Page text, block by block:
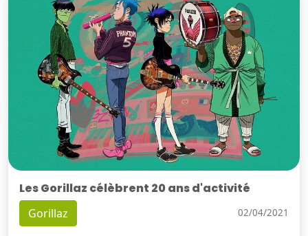
Les Gorillaz célèbrent 20 ans d'activité
Gorillaz 02/04/2021